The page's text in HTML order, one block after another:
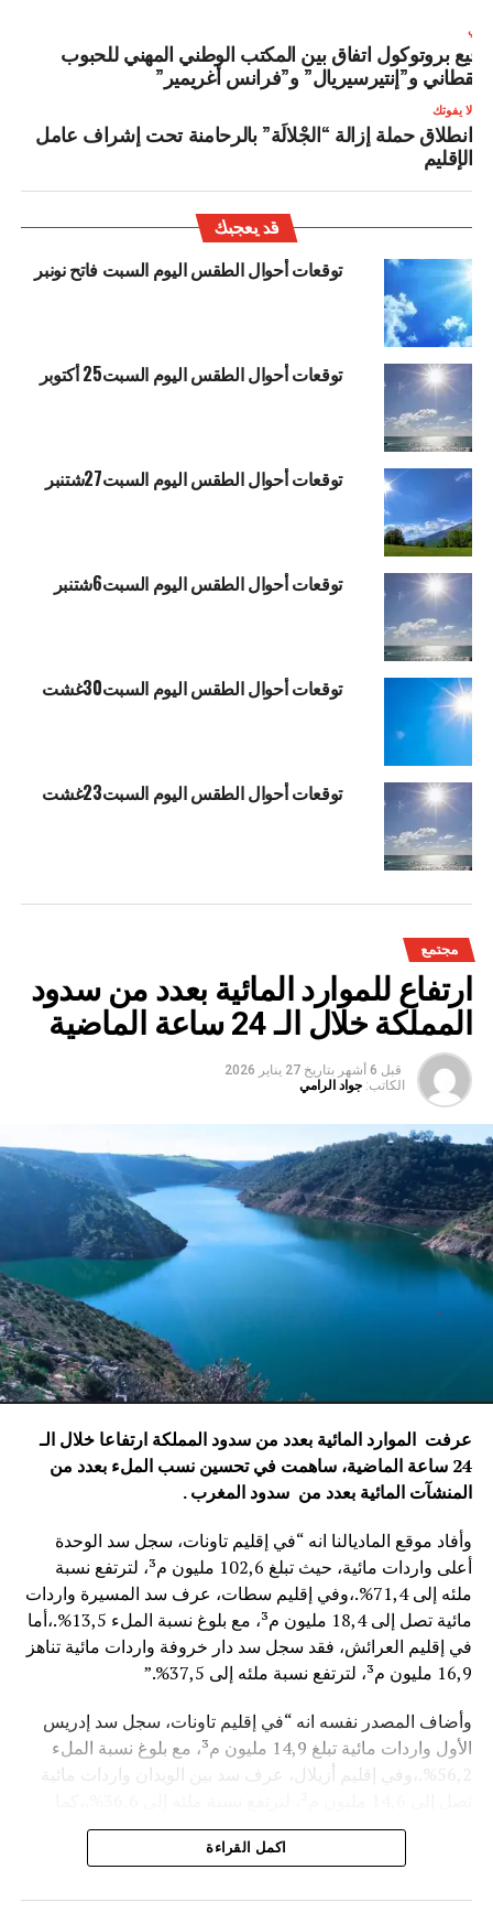
بروتوكول اتفاق بين المكتب الوطني المهني للحبوب
و”إنتيرسيريال” و”فرانس أغريمير”
لا يفوتك
انطلاق حملة إزالة “الجْلالَة” بالرحامنة تحت إشراف عامل
الإقليم
قد يعجبك
توقعات أحوال الطقس اليوم السبت فاتح نونبر
توقعات أحوال الطقس اليوم السبت25 أكتوبر
توقعات أحوال الطقس اليوم السبت27شتنبر
توقعات أحوال الطقس اليوم السبت6شتنبر
توقعات أحوال الطقس اليوم السبت30غشت
توقعات أحوال الطقس اليوم السبت23غشت
مجتمع
ارتفاع للموارد المائية بعدد من سدود
المملكة خلال الـ 24 ساعة الماضية
قبل 6 أشهر بتاريخ 27 يناير 2026
الكاتب: جواد الرامي
عرفت الموارد المائية بعدد من سدود المملكة ارتفاعا خلال الـ
24 ساعة الماضية، ساهمت في تحسين نسب الملء بعدد من
المنشآت المائية بعدد من سدود المغرب .
وأفاد موقع الماديالنا انه “في إقليم تاونات، سجل سد الوحدة
أعلى واردات مائية، حيث تبلغ 102,6 مليون م³، لترتفع نسبة
ملئه إلى 71,4%.،وفي إقليم سطات، عرف سد المسيرة واردات
مائية تصل إلى 18,4 مليون م³، مع بلوغ نسبة الملء 13,5%.،أما
في إقليم العرائش، فقد سجل سد دار خروفة واردات مائية تناهز
16,9 مليون م³، لترتفع نسبة ملئه إلى 37,5%.”
وأضاف المصدر نفسه انه “في إقليم تاونات، سجل سد إدريس
الأول واردات مائية تبلغ 14,9 مليون م³، مع بلوغ نسبة الملء
56,2%.،وفي إقليم أزيلال، عرف سد بين الويدان واردات مائية
وتعكس هذه المعطيات الأثر الإيجابي على الثروة المائية
اكمل القراءة